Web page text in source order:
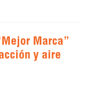
Marca”
y aire